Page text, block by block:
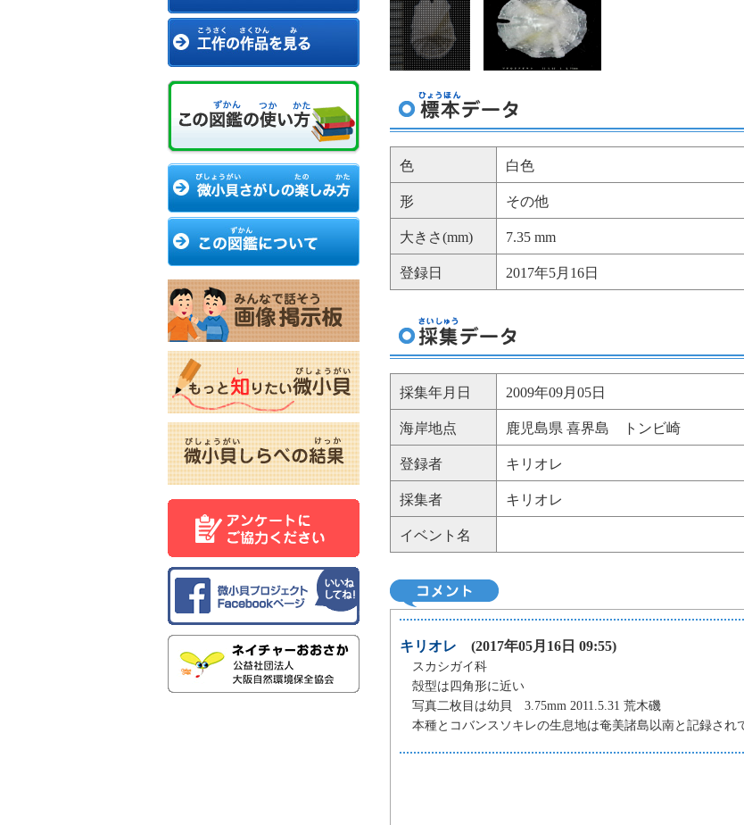
色 白色
形 その他
大きさ(mm) 7.35 mm
登録日 2017年5月16日
採集年月日 2009年09月05日
海岸地点 鹿児島県 喜界島 トンビ崎
登録者 キリオレ
採集者 キリオレ
イベント名
キリオレ (2017年05月16日 09:55)
スカシガイ科
殻型は四角形に近い
写真二枚目は幼貝 3.75mm 2011.5.31 荒木磯
本種とコバンスソキレの生息地は奄美諸島以南と記録され